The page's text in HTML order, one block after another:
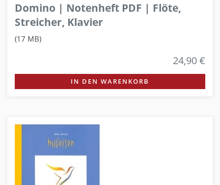
Domino | Notenheft PDF | Flöte,
Streicher, Klavier
(17 MB)
24,90 €
IN DEN WARENKORB